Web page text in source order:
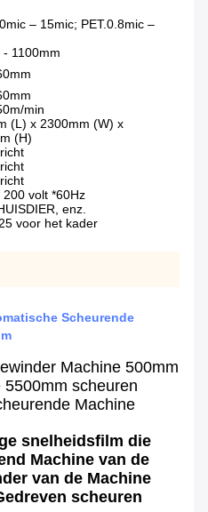
– 15mic; PET.0.8mic –
1100mm
min
(L) x 2300mm (W) x
(H)
200 volt *60Hz
enz.
voor het kader
Scheurende
Machine 500mm
scheuren
Machine
snelheidsfilm die
Machine van de
van de Machine
scheuren